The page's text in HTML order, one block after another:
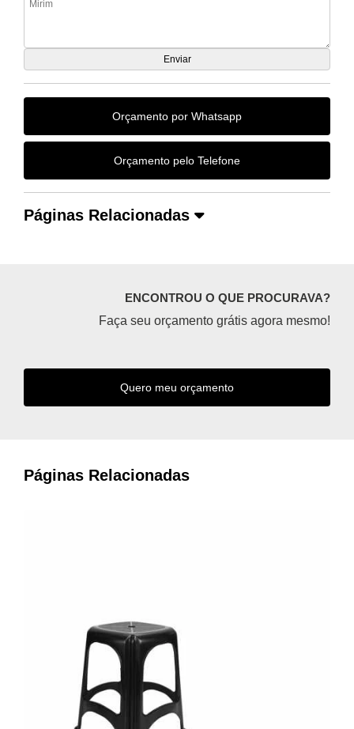
Orçamento por Whatsapp
Orçamento pelo Telefone
Páginas Relacionadas
ENCONTROU O QUE PROCURAVA?
Faça seu orçamento grátis agora mesmo!
Quero meu orçamento
Páginas Relacionadas